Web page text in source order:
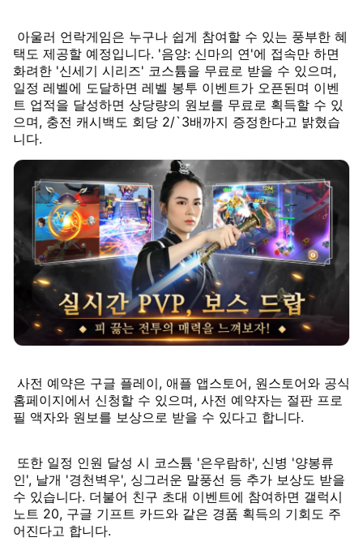
아울러 언락게임은 누구나 쉽게 참여할 수 있는 풍부한 혜
택도 제공할 예정입니다. '음양: 신마의 연'에 접속만 하면
화려한 '신세기 시리즈' 코스튬을 무료로 받을 수 있으며,
일정 레벨에 도달하면 레벨 봉투 이벤트가 오픈된며 이벤
트 업적을 달성하면 상당량의 원보를 무료로 획득할 수 있
으며, 충전 캐시백도 회당 2/`3배까지 증정한다고 밝혔습
니다.
사전 예약은 구글 플레이, 애플 앱스토어, 원스토어와 공식
홈페이지에서 신청할 수 있으며, 사전 예약자는 절판 프로
필 액자와 원보를 보상으로 받을 수 있다고 합니다.
또한 일정 인원 달성 시 코스튬 '은우람하', 신병 '양봉류
인', 날개 '경천벽우', 싱그러운 말풍선 등 추가 보상도 받을
수 있습니다. 더불어 친구 초대 이벤트에 참여하면 갤럭시
노트 20, 구글 기프트 카드와 같은 경품 획득의 기회도 주
어진다고 합니다.